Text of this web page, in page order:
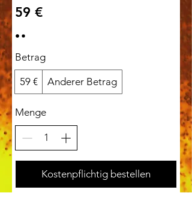
59 €
Betrag
59 € Anderer Betrag
Menge
Kostenpflichtig bestellen